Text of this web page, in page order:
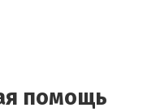
помощь